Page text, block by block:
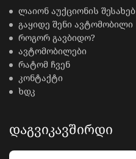
ლაიონ აუქციონის შესახებ
გაყიდე შენი ავტომობილი
როგორ გავბიდო?
ავტომობილები
რატომ ჩვენ
კონტაქტი
ხდკ
ᲓᲐᲒᲕᲘᲙᲐᲕᲨᲘᲠᲓᲘ